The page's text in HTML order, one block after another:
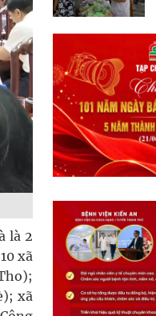
là 2
xã
xã